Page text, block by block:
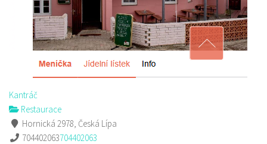
Kantráč
Restaurace
Hornická 2978, Česká Lípa
704402063704402063